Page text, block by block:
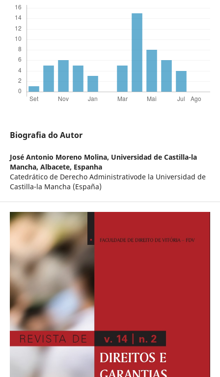
Biografia do Autor
José Antonio Moreno Molina, Universidad de Castilla-la
Mancha, Albacete, Espanha
Catedrático de Derecho Administrativode la Universidad de
Castilla-la Mancha (España)